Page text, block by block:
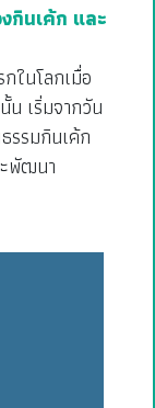
กินเค้ก และ
ในโลกเมื่อ
เริ่มจากวัน
รรมกินเค้ก
พัฒนา